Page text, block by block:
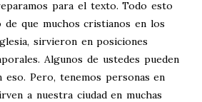
para el texto. Todo esto
que muchos cristianos en los
sirvieron en posiciones
Algunos de ustedes pueden
eso. Pero, tenemos personas en
a nuestra ciudad en muchas